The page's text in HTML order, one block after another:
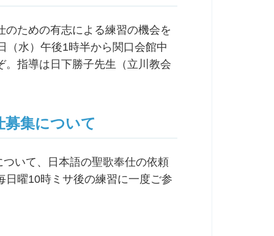
ための有志による練習の機会を
（水）午後1時半から関口会館中
指導は日下勝子先生（立川教会
集について
いて、日本語の聖歌奉仕の依頼
曜10時ミサ後の練習に一度ご参